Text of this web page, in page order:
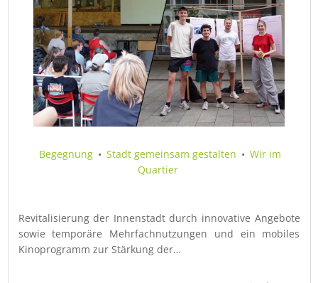
Begegnung • Stadt gemeinsam gestalten • Wir im
Quartier
Revitalisierung der Innenstadt durch innovative Angebote
sowie temporäre Mehrfachnutzungen und ein mobiles
Kinoprogramm zur Stärkung der…